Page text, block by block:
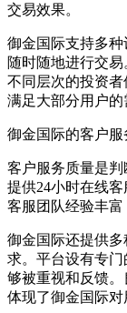
交易效果。
御金国际支持多
随时随地进行交
不同层次的投资
满足大部分用户的
御金国际的客户服
客户服务质量是
提供24小时在线
客服团队经验丰富
御金国际还提供
求。平台设有专
够被重视和反馈
体现了御金国际对